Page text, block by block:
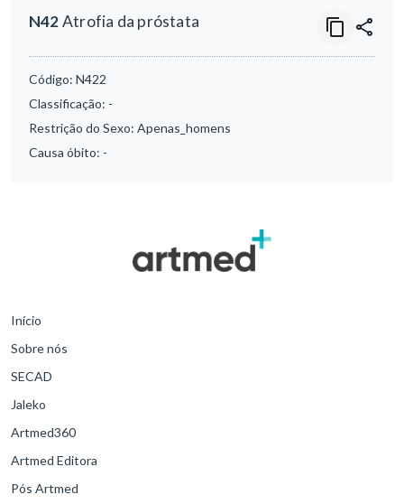
N42Atrofia da próstata
Código: N422
Classificação: -
Restrição do Sexo: Apenas_homens
Causa óbito: -
Início
Sobre nós
SECAD
Jaleko
Artmed360
Artmed Editora
Pós Artmed